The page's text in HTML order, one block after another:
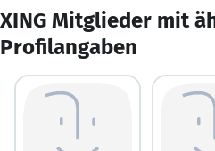
XING Mitglieder mit
Profilangaben